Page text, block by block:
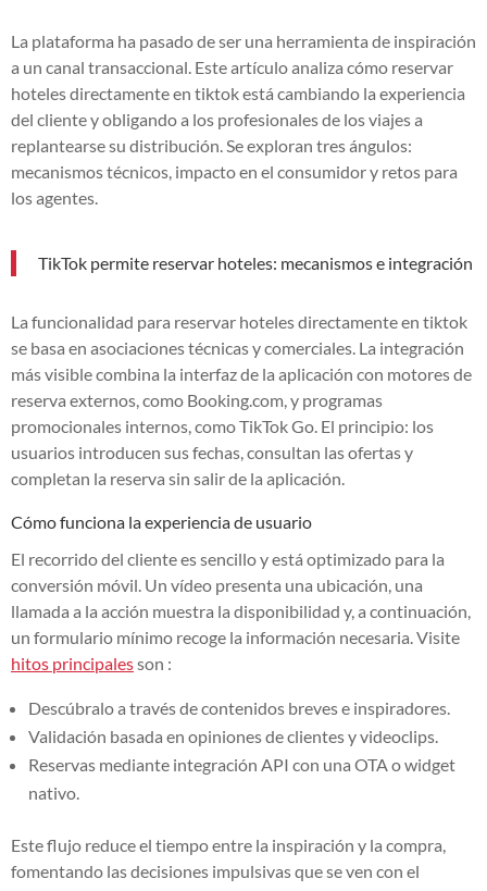
La plataforma ha pasado de ser una herramienta de inspiración
a un canal transaccional. Este artículo analiza cómo reservar
hoteles directamente en tiktok está cambiando la experiencia
del cliente y obligando a los profesionales de los viajes a
replantearse su distribución. Se exploran tres ángulos:
mecanismos técnicos, impacto en el consumidor y retos para
los agentes.
TikTok permite reservar hoteles: mecanismos e integración
La funcionalidad para reservar hoteles directamente en tiktok
se basa en asociaciones técnicas y comerciales. La integración
más visible combina la interfaz de la aplicación con motores de
reserva externos, como Booking.com, y programas
promocionales internos, como TikTok Go. El principio: los
usuarios introducen sus fechas, consultan las ofertas y
completan la reserva sin salir de la aplicación.
Cómo funciona la experiencia de usuario
El recorrido del cliente es sencillo y está optimizado para la
conversión móvil. Un vídeo presenta una ubicación, una
llamada a la acción muestra la disponibilidad y, a continuación,
un formulario mínimo recoge la información necesaria. Visite
hitos principalesson :
Descúbralo a través de contenidos breves e inspiradores.
Validación basada en opiniones de clientes y videoclips.
Reservas mediante integración API con una OTA o widget
nativo.
Este flujo reduce el tiempo entre la inspiración y la compra,
fomentando las decisiones impulsivas que se ven con el